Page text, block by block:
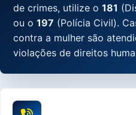
de crimes, utilize o 181
ou o 197 (Polícia Civil).
contra a mulher são
violações de direitos